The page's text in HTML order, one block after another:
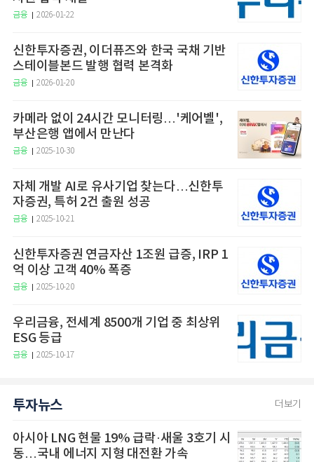
금융 2026-01-22
신한투자증권, 이더퓨즈와 한국 국채 기반
스테이블본드 발행 협력 본격화
금융 2026-01-20
카메라 없이 24시간 모니터링…'케어벨',
부산은행 앱에서 만난다
금융 2025-10-30
자체 개발 AI로 유사기업 찾는다…신한투
자증권, 특허 2건 출원 성공
금융 2025-10-21
신한투자증권 연금자산 1조원 급증, IRP 1
억 이상 고객 40% 폭증
금융 2025-10-20
우리금융, 전세계 8500개 기업 중 최상위
ESG 등급
금융 2025-10-17
투자뉴스 더보기
아시아 LNG 현물 19% 급락·새울 3호기 시
동…국내 에너지 지형 대전환 가속